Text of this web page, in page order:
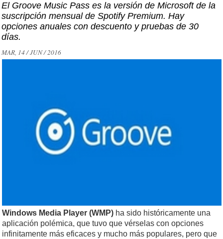
El Groove Music Pass es la versión de Microsoft de la
suscripción mensual de Spotify Premium. Hay
opciones anuales con descuento y pruebas de 30
días.
MAR, 14 / JUN / 2016
Windows Media Player (WMP) ha sido históricamente una
aplicación polémica, que tuvo que vérselas con opciones
infinitamente más eficaces y mucho más populares, pero que